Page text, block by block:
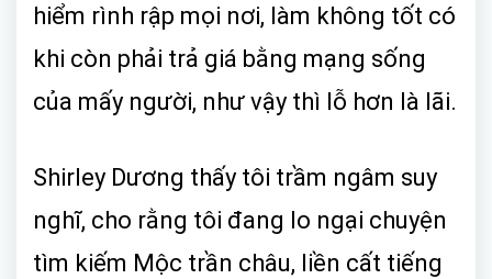
hiểm rình rập mọi nơi, làm không tốt có
khi còn phải trả giá bằng mạng sống
của mấy người, như vậy thì lỗ hơn là lãi.
Shirley Dương thấy tôi trầm ngâm suy
nghĩ, cho rằng tôi đang lo ngại chuyện
tìm kiếm Mộc trần châu, liền cất tiếng